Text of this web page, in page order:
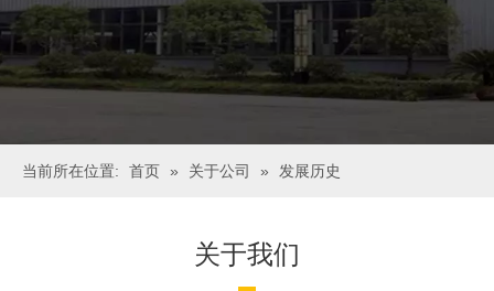
当前所在位置: 首页 » 关于公司 » 发展历史
关于我们